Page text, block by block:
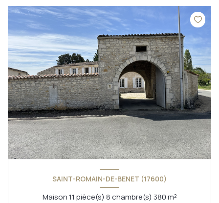
SAINT-ROMAIN-DE-BENET (17600)
Maison 11 pièce(s) 8 chambre(s) 380 m²